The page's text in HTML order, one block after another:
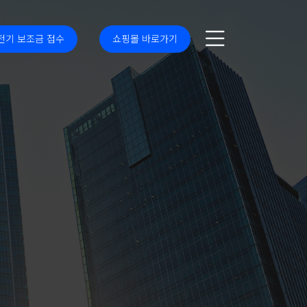
기 보조금 접수 쇼핑몰 바로가기